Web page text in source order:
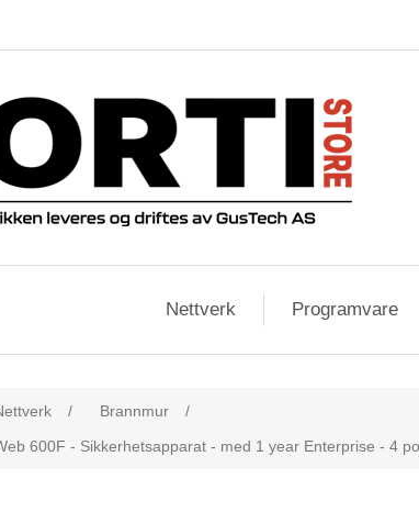
Nettverk Programvare
/ Brannmur
/
600F - Sikkerhetsapparat - med 1 year Enterprise - 4